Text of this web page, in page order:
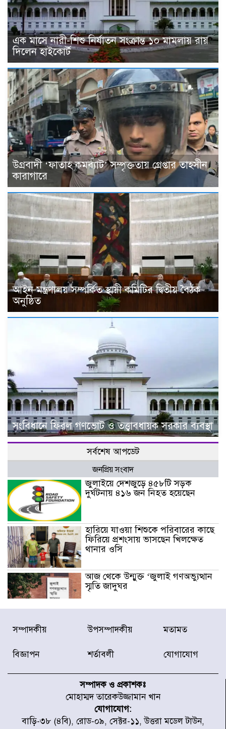
এক মাসে নারী-শিশু নির্যাতন সংক্রান্ত ১০ মামলায় রায়
দিলেন হাইকোর্ট
উগ্রবাদী ‘ফাতাহ কমব্যাট’ সম্পৃক্ততায় গ্রেপ্তার তাহসীন
কারাগারে
আইন মন্ত্রণালয় সম্পর্কিত স্থায়ী কমিটির দ্বিতীয় বৈঠক
অনুষ্ঠিত
সংবিধানে ফিরল গণভোট ও তত্ত্বাবধায়ক সরকার ব্যবস্থা
সর্বশেষ আপডেট
জনপ্রিয় সংবাদ
জুলাইয়ে দেশজুড়ে ৪৫৮টি সড়ক
দুর্ঘটনায় ৪১৬ জন নিহত হয়েছেন
হারিয়ে যাওয়া শিশুকে পরিবারের কাছে
ফিরিয়ে প্রশংসায় ভাসছেন খিলক্ষেত
থানার ওসি
আজ থেকে উন্মুক্ত ‘জুলাই গণঅভ্যুত্থান
স্মৃতি জাদুঘর
রাজধানীর উত্তরা আঞ্চলিক পাসপোর্ট
অফিসের সামনে দালাল চক্রের ১৩ জন
করেছে র‌্যাব-১
চূড়ান্ত পর্যায়ে : ইরান
প্রত্যেক অপরাধীর বিচার এ দেশেই
হবে, সে যত শক্তিশালীই হোক না কেন,
সম্পাদকীয় উপসম্পাদকীয় মতামত
বিজ্ঞাপন শর্তাবলী যোগাযোগ
সম্পাদক ও প্রকাশকঃ
মোহাম্মদ তারেকউজ্জামান খান
যোগাযোগ:
বাড়ি-৩৮ (৪বি), রোড-০৯, সেক্টর-১১, উত্তরা মডেল টাউন,